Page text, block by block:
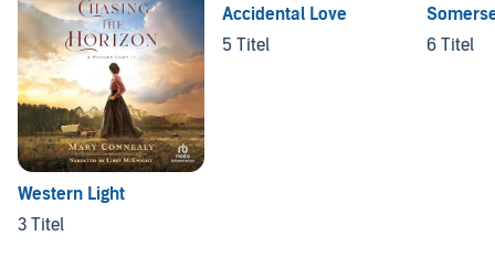
Western Light
3 Titel
Accidental Love
5 Titel
6 Titel